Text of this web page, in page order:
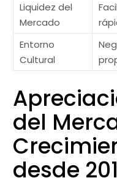
Liquidez del
Mercado
Entorno
Cultural
del
desde